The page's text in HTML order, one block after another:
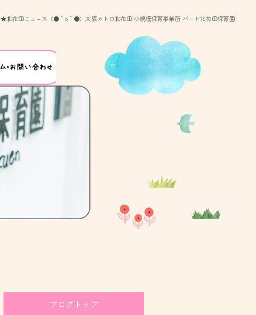
★北花田ニュ～ス（●＾o＾●）大阪メトロ北花田|小規模保育事業所 バード北花田保育園
ブログトップ